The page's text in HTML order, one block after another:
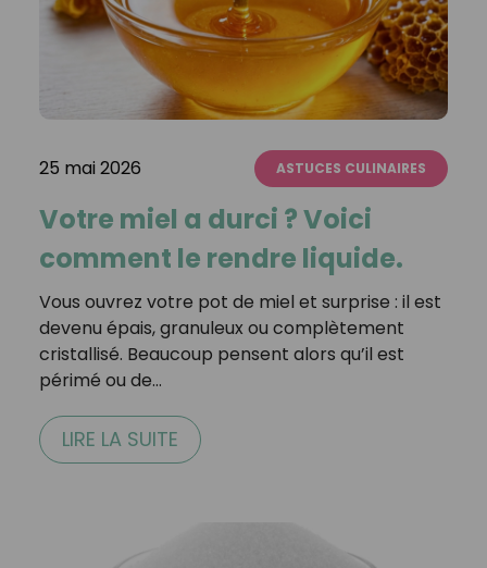
25 mai 2026 ASTUCES CULINAIRES
Votre miel a durci ? Voici
comment le rendre liquide.
Vous ouvrez votre pot de miel et surprise : il est
devenu épais, granuleux ou complètement
cristallisé. Beaucoup pensent alors qu’il est
périmé ou de…
LIRE LA SUITE